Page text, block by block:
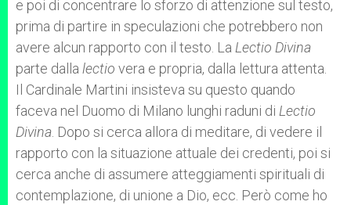
e poi di concentrare lo sforzo di attenzione sul testo,
prima di partire in speculazioni che potrebbero non
avere alcun rapporto con il testo. La Lectio Divina
parte dalla lectio vera e propria, dalla lettura attenta.
Il Cardinale Martini insisteva su questo quando
faceva nel Duomo di Milano lunghi raduni di Lectio
Divina . Dopo si cerca allora di meditare, di vedere il
rapporto con la situazione attuale dei credenti, poi si
cerca anche di assumere atteggiamenti spirituali di
contemplazione, di unione a Dio, ecc. Però come ho